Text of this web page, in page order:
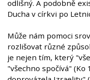
odlišný. A podobně
Ducha v církvi po
Může nám pomoci
rozlišovat různé
je nejen tím, který
"všechno spočívá"